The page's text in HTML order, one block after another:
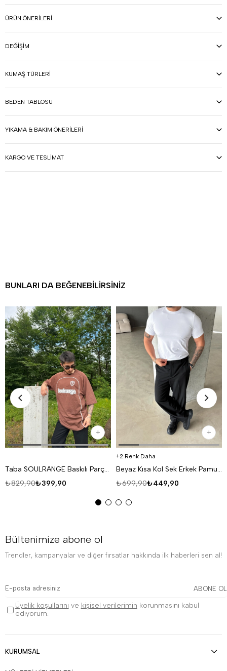
ÜRÜN ÖNERILERI
DEĞIŞIM
KUMAŞ TÜRLERI
BEDEN TABLOSU
YIKAMA & BAKIM ÖNERILERI
KARGO VE TESLIMAT
BUNLARI DA BEĞENEBILIRSINIZ
Taba SOULRANGE Baskılı Parçalı Oversize T-SHIRT PNC 1009
₺399,90
₺829,90
2 Renk Daha
Beyaz Kısa Kol Sek Erkek Pamuk Likralı T-SHİRT SC
₺449,90
₺699,90
Bültenimize abone ol
Trendler, kampanyalar ve diğer fırsatlar hakkında ilk haberleri sen al!
ABONE OL
Üyelik koşullarını ve kişisel verilerimin korunmasını kabul
ediyorum.
KURUMSAL